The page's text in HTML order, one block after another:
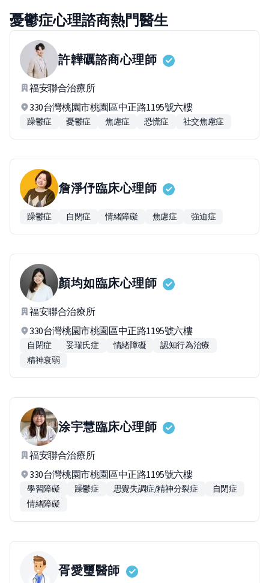
憂鬱症心理諮商熱門醫生
許韡礪諮商心理師
福安聯合治療所
330台灣桃園市桃園區中正路1195號六樓
躁鬱症 憂鬱症 焦慮症 恐慌症 社交焦慮症
詹淨伃臨床心理師
躁鬱症 自閉症 情緒障礙 焦慮症 強迫症
顏均如臨床心理師
福安聯合治療所
330台灣桃園市桃園區中正路1195號六樓
自閉症 妥瑞氏症 情緒障礙
認知行為治療
精神衰弱
涂宇慧臨床心理師
福安聯合治療所
330台灣桃園市桃園區中正路1195號六樓
學習障礙 躁鬱症 思覺失調症/精神分裂症
自閉症
情緒障礙
胥愛璽醫師